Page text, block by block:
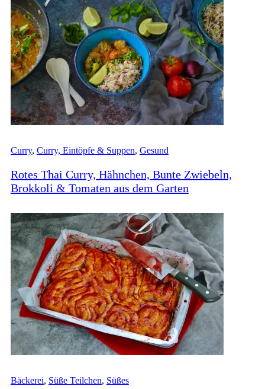
Curry, Curry, Eintöpfe & Suppen, Gesund
Rotes Thai Curry, Hähnchen, Bunte Zwiebeln,
Brokkoli & Tomaten aus dem Garten
Bäckerei, Süße Teilchen, Süßes